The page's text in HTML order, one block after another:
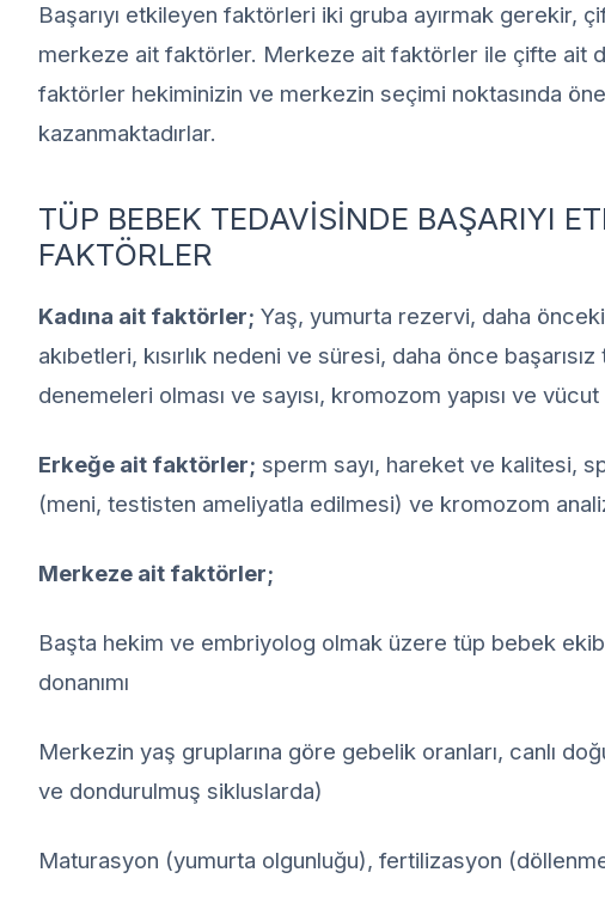
Başarıyı etkileyen faktörleri iki gruba ayırmak gerekir,
merkeze ait faktörler. Merkeze ait faktörler ile çifte ait
faktörler hekiminizin ve merkezin seçimi noktasında
kazanmaktadırlar.
TÜP BEBEK TEDAVİSİNDE BAŞARIYI
FAKTÖRLER
Kadına ait faktörler; Yaş, yumurta rezervi, daha
akıbetleri, kısırlık nedeni ve süresi, daha önce
denemeleri olması ve sayısı, kromozom yapısı ve vücut
Erkeğe ait faktörler; sperm sayı, hareket ve kalitesi,
(meni, testisten ameliyatla edilmesi) ve kromozom
Merkeze ait faktörler;
Başta hekim ve embriyolog olmak üzere tüp bebek
donanımı
Merkezin yaş gruplarına göre gebelik oranları, canlı
ve dondurulmuş sikluslarda)
Maturasyon (yumurta olgunluğu), fertilizasyon